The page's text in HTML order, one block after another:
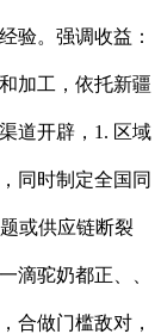
。强调收益：
加工，依托新疆
道开辟，1. 区域
同时制定全国同
或供应链断裂
滴驼奶都正、、
合做门槛敌对，